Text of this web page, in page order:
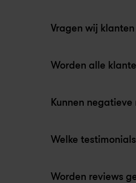
Vragen wij
Worden alle
Kunnen
Welke
Deze testimonials
Worden reviews